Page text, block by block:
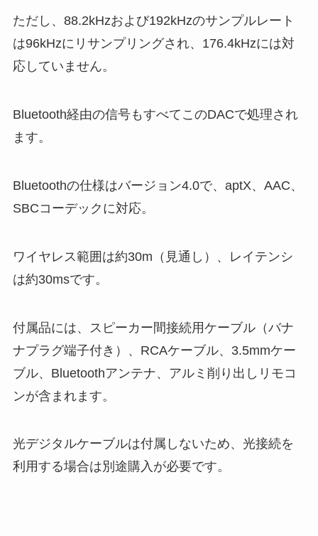
ただし、88.2kHzおよび192kHzのサンプルレート
は96kHzにリサンプリングされ、176.4kHzには対
応していません。
Bluetooth経由の信号もすべてこのDACで処理され
ます。
Bluetoothの仕様はバージョン4.0で、aptX、AAC、
SBCコーデックに対応。
ワイヤレス範囲は約30m（見通し）、レイテンシ
は約30msです。
付属品には、スピーカー間接続用ケーブル（バナ
ナプラグ端子付き）、RCAケーブル、3.5mmケー
ブル、Bluetoothアンテナ、アルミ削り出しリモコ
ンが含まれます。
光デジタルケーブルは付属しないため、光接続を
利用する場合は別途購入が必要です。